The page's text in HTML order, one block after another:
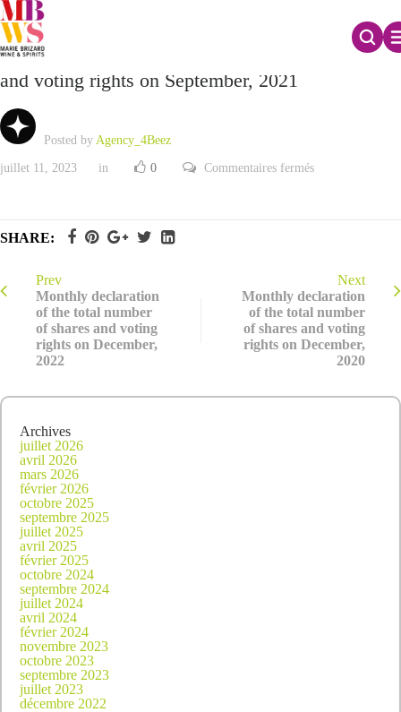
Monthly declaration of the total number of shares
and voting rights on September, 2021
Posted by Agency_4Beez
juillet 11, 2023 in 0 Commentaires ferméssur
voting
rights
on
September,
2021
SHARE:
Prev
Monthly declaration
of the total number
of shares and voting
rights on December,
2022
Next
Monthly declaration
of the total number
of shares and voting
rights on December,
2020
Archives
juillet 2026
avril 2026
mars 2026
février 2026
octobre 2025
septembre 2025
juillet 2025
avril 2025
février 2025
octobre 2024
septembre 2024
juillet 2024
avril 2024
février 2024
novembre 2023
octobre 2023
septembre 2023
juillet 2023
décembre 2022